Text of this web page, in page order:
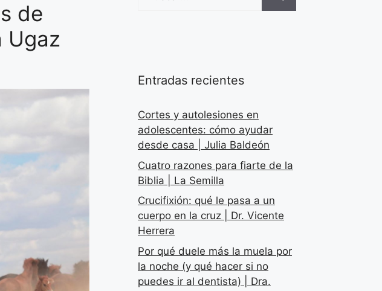
de
Ugaz
Entradas recientes
Cortes y autolesiones en
adolescentes: cómo ayudar
desde casa | Julia Baldeón
Cuatro razones para fiarte de la
Biblia | La Semilla
Crucifixión: qué le pasa a un
cuerpo en la cruz | Dr. Vicente
Herrera
Por qué duele más la muela por
la noche (y qué hacer si no
puedes ir al dentista) | Dra.